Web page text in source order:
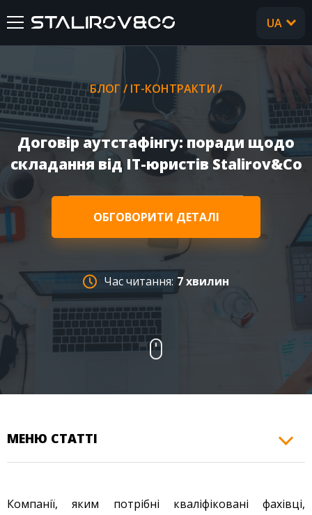
ГОЛОВНА
ПРО НАС
ПОСЛУГИ
ВІДГУКИ
CТАТТІ
FAQ
КОНТАКТИ
UA
БЛОГ / IT-КОНТРАКТИ /
Договір аутстафінгу: поради щодо
складання від IT-юристів Stalirov&Co
ОБГОВОРИТИ ДЕТАЛІ
Час читання: 7 хвилин
Компанії, яким потрібні кваліфіковані фахівці,
МЕНЮ СТАТТІ